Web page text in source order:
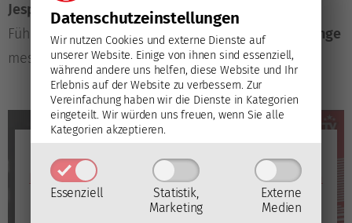
Datenschutz­einstellungen
Wir nutzen Cookies und externe Dienste auf
unserer Website. Einige von ihnen sind essenziell,
während andere uns helfen, diese Website und Ihr
Erlebnis auf der Website zu verbessern. Zur
Vereinfachung haben wir die Dienste in Kategorien
eingeteilt. Wir würden uns freuen, wenn Sie alle
Kategorien akzeptieren.
Essenziell
Statistik,
Marketing
Externe
Medien
Jesper Jensen Aabound Manuel Ganahl
Führungsspieler des EC-KAC in derWhisper Challenge
messen.
YouTube
Mit dem Laden des Videos akzeptieren Sie die
Datenschutzerklärung von YouTube
(Öffnet in neuem
Fenster)